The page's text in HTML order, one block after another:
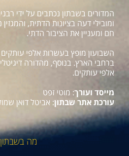
המדורים בשבתון נכתבים על ידי
ומובילי דעה בציונות הדתית,
חם ומעניין את הציבור הדתי.
ברחבי הארץ. בנוסף, מהדורה
אלפי עותקים.
מייסד ועורך: מוטי זפט
עורכת אתר שבתון: אביטל דואן
מה בשבתון